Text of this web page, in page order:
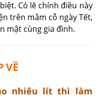
Có lẽ chính điều này
trên mâm cỗ ngày Tết,
mật cùng gia đình.
VỀ
nhiêu lít thì làm